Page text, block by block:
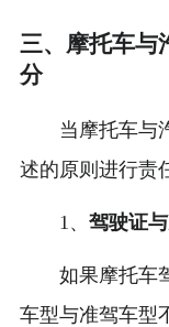
三、摩托车与
分
当摩托车与
述的原则进行责
1、 驾驶证
如果摩托车
车型与准驾车型